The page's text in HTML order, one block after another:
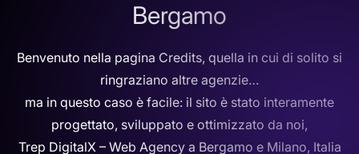
Bergamo
Benvenuto nella pagina Credits, quella in cui di solito si
ringraziano altre agenzie…
ma in questo caso è facile: il sito è stato interamente
progettato, sviluppato e ottimizzato da noi,
Trep DigitalX – Web Agency a Bergamo e Milano, Italia